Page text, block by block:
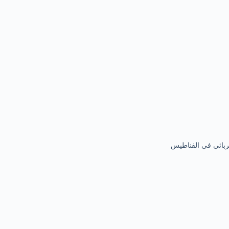
في الفناطيس